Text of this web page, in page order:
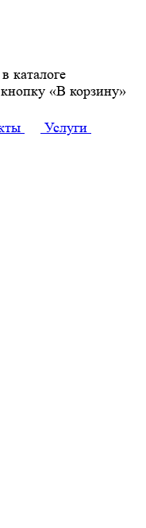
каталоге
«В корзину»
Услуги